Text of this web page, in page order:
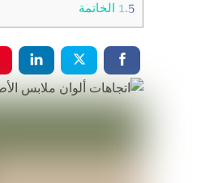
1.5 الخاتمة